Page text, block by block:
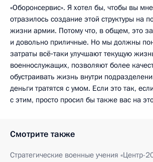
«Оборонсервис». Я хотел бы, чтобы вы
отразилось создание этой структуры на
жизни армии. Потому что, в общем, это
и довольно приличные. Но мы должны
затраты всё‑таки улучшают текущую
военнослужащих, позволяют более
обустраивать жизнь внутри
деньги тратятся с умом. Если это так,
с этим, просто просил бы также вас на
Смотрите также
Стратегические военные учения «Центр-